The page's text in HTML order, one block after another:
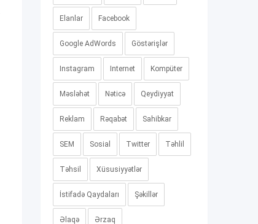
Elanlar Facebook
Google AdWords Göstərişlər
Instagram Internet Kompüter
Məsləhət Nəticə Qeydiyyat
Reklam Rəqabət Sahibkar
SEM Sosial Twitter Təhlil
Təhsil Xüsusiyyətlər
İstifadə Qaydaları Şəkillər
Əlaqə Ərzaq